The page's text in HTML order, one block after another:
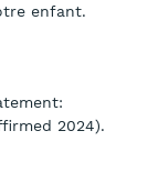
enfant.
2024).